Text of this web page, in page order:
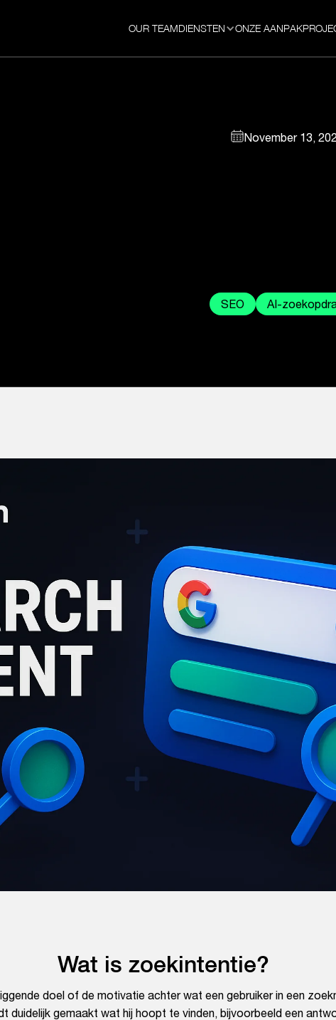
OUR TEAMDIENSTEN ONZE AANPAK
November 13,
SEO AI-
Wat is zoekintentie?
doel of de motivatie achter wat een gebruiker in een
duidelijk gemaakt wat hij hoopt te vinden, bijvoorbeeld een